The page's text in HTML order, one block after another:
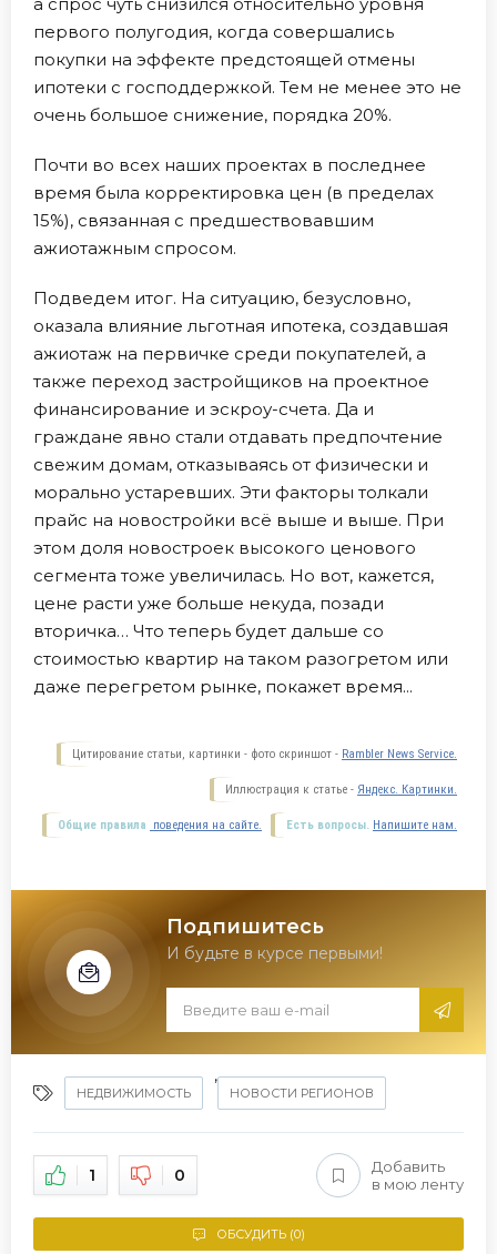
первого полугодия, когда совершались
покупки на эффекте предстоящей отмены
ипотеки с господдержкой. Тем не менее это не
очень большое снижение, порядка 20%.
Почти во всех наших проектах в последнее
время была корректировка цен (в пределах
15%), связанная с предшествовавшим
ажиотажным спросом.
Подведем итог. На ситуацию, безусловно,
оказала влияние льготная ипотека, создавшая
ажиотаж на первичке среди покупателей, а
также переход застройщиков на проектное
финансирование и эскроу-счета. Да и
граждане явно стали отдавать предпочтение
свежим домам, отказываясь от физически и
морально устаревших. Эти факторы толкали
прайс на новостройки всё выше и выше. При
этом доля новостроек высокого ценового
сегмента тоже увеличилась. Но вот, кажется,
цене расти уже больше некуда, позади
вторичка… Что теперь будет дальше со
стоимостью квартир на таком разогретом или
даже перегретом рынке, покажет время...
Цитирование статьи, картинки - фото скриншот - Rambler News Service.
Иллюстрация к статье - Яндекс. Картинки.
Есть вопросы. Напишите нам.
Общие правила поведения на сайте.
Подпишитесь
И будьте в курсе первыми!
НЕДВИЖИМОСТЬ
,
НОВОСТИ РЕГИОНОВ
1 0
Добавить
в мою ленту
ОБСУДИТЬ (0)